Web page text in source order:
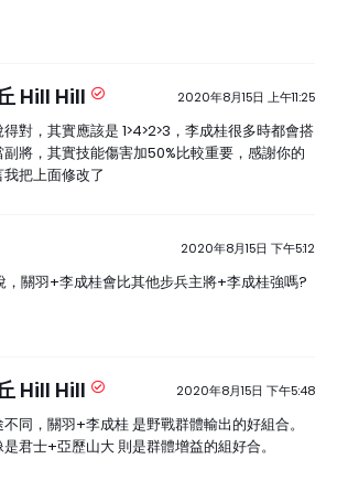
Hill Hill 2020年8月15日 上午11:25
對，其實應該是 1>4>2>3，李成桂很多時都會搭
副將，其實技能傷害加50%比較重要，感謝你的
我把上面修改了
2020年8月15日 下午5:12
，關羽+李成桂會比其他步兵主將+李成桂強嗎?
Hill Hill 2020年8月15日 下午5:48
同，關羽+李成桂 是野戰群體輸出的好組合。
君士+亞歷山大 則是群體增益的組好合。